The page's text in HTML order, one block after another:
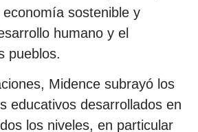
sostenible y
humano y el
pueblos.
Midence subrayó los
educativos desarrollados en
los niveles, en particular